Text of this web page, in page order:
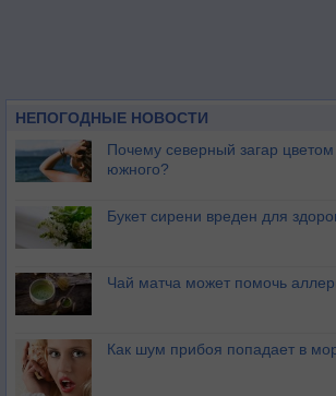
НЕПОГОДНЫЕ НОВОСТИ
Почему северный загар цветом
южного?
Букет сирени вреден для
Чай матча может помочь
Как шум прибоя попадает в